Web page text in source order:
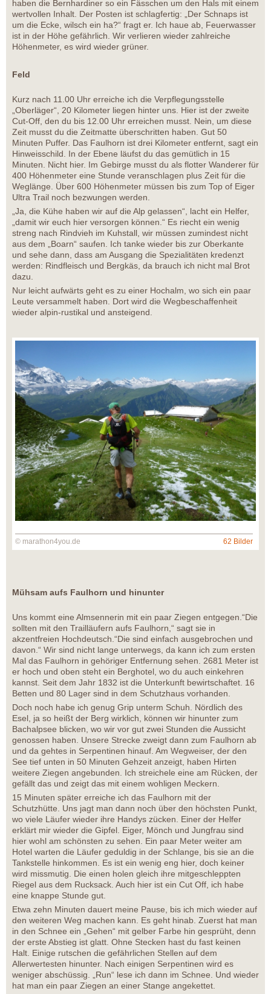
haben die Bernhardiner so ein Fässchen um den Hals mit einem
wertvollen Inhalt. Der Posten ist schlagfertig: „Der Schnaps ist
um die Ecke, wilsch ein ha?“ fragt er. Ich haue ab, Feuerwasser
ist in der Höhe gefährlich. Wir verlieren wieder zahlreiche
Höhenmeter, es wird wieder grüner.
Feld
Kurz nach 11.00 Uhr erreiche ich die Verpflegungsstelle
„Oberläger“, 20 Kilometer liegen hinter uns. Hier ist der zweite
Cut-Off, den du bis 12.00 Uhr erreichen musst. Nein, um diese
Zeit musst du die Zeitmatte überschritten haben. Gut 50
Minuten Puffer. Das Faulhorn ist drei Kilometer entfernt, sagt ein
Hinweisschild. In der Ebene läufst du das gemütlich in 15
Minuten. Nicht hier. Im Gebirge musst du als flotter Wanderer für
400 Höhenmeter eine Stunde veranschlagen plus Zeit für die
Weglänge. Über 600 Höhenmeter müssen bis zum Top of Eiger
Ultra Trail noch bezwungen werden.
„Ja, die Kühe haben wir auf die Alp gelassen“, lacht ein Helfer,
„damit wir euch hier versorgen können.“ Es riecht ein wenig
streng nach Rindvieh im Kuhstall, wir müssen zumindest nicht
aus dem „Boarn“ saufen. Ich tanke wieder bis zur Oberkante
und sehe dann, dass am Ausgang die Spezialitäten kredenzt
werden: Rindfleisch und Bergkäs, da brauch ich nicht mal Brot
dazu.
Nur leicht aufwärts geht es zu einer Hochalm, wo sich ein paar
Leute versammelt haben. Dort wird die Wegbeschaffenheit
wieder alpin-rustikal und ansteigend.
© marathon4you.de 62 Bilder
Mühsam aufs Faulhorn und hinunter
Uns kommt eine Almsennerin mit ein paar Ziegen entgegen.“Die
sollten mit den Trailläufern aufs Faulhorn,“ sagt sie in
akzentfreien Hochdeutsch.“Die sind einfach ausgebrochen und
davon.“ Wir sind nicht lange unterwegs, da kann ich zum ersten
Mal das Faulhorn in gehöriger Entfernung sehen. 2681 Meter ist
er hoch und oben steht ein Berghotel, wo du auch einkehren
kannst. Seit dem Jahr 1832 ist die Unterkunft bewirtschaftet. 16
Betten und 80 Lager sind in dem Schutzhaus vorhanden.
Doch noch habe ich genug Grip unterm Schuh. Nördlich des
Esel, ja so heißt der Berg wirklich, können wir hinunter zum
Bachalpsee blicken, wo wir vor gut zwei Stunden die Aussicht
genossen haben. Unsere Strecke zweigt dann zum Faulhorn ab
und da gehtes in Serpentinen hinauf. Am Wegweiser, der den
See tief unten in 50 Minuten Gehzeit anzeigt, haben Hirten
weitere Ziegen angebunden. Ich streichele eine am Rücken, der
gefällt das und zeigt das mit einem wohligen Meckern.
15 Minuten später erreiche ich das Faulhorn mit der
Schutzhütte. Uns jagt man dann noch über den höchsten Punkt,
wo viele Läufer wieder ihre Handys zücken. Einer der Helfer
erklärt mir wieder die Gipfel. Eiger, Mönch und Jungfrau sind
hier wohl am schönsten zu sehen. Ein paar Meter weiter am
Hotel warten die Läufer geduldig in der Schlange, bis sie an die
Tankstelle hinkommen. Es ist ein wenig eng hier, doch keiner
wird missmutig. Die einen holen gleich ihre mitgeschleppten
Riegel aus dem Rucksack. Auch hier ist ein Cut Off, ich habe
eine knappe Stunde gut.
Etwa zehn Minuten dauert meine Pause, bis ich mich wieder auf
den weiteren Weg machen kann. Es geht hinab. Zuerst hat man
in den Schnee ein „Gehen“ mit gelber Farbe hin gesprüht, denn
der erste Abstieg ist glatt. Ohne Stecken hast du fast keinen
Halt. Einige rutschen die gefährlichen Stellen auf dem
Allerwertesten hinunter. Nach einigen Serpentinen wird es
weniger abschüssig. „Run“ lese ich dann im Schnee. Und wieder
hat man ein paar Ziegen an einer Stange angekettet.